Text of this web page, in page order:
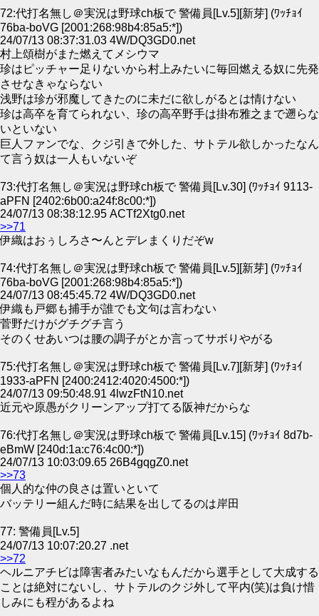
72:代打名無し＠実況は野球ch板で 警備員[Lv.5][新芽] (ﾜｯﾁｮｲ
76ba-boVG [2001:268:98b4:85a5:*])
24/07/13 08:37:31.03 4W/DQ3GD0.net
村上頌樹がまた燃えてメシウマ
珍はピッチャー足りないから村上みたいに毎回燃える奴に先発
させなきゃならない
浅野は珍が邪魔してきたのに未だに欲しがるとは情けない
珍は高卒を育てられない、珍の高卒野手は掛布雅之まで遡らな
いといない
巨人ファンでな、クジ引きで外した、サトテル欲しかったなん
て言う奴は一人もいないぞ
73:代打名無し＠実況は野球ch板で 警備員[Lv.30] (ﾜｯﾁｮｲ 9113-
aPFN [2402:6b00:a24f:8c00:*])
24/07/13 08:38:12.95 ACTf2Xtg0.net
>>71
伊織はおぅしろさ〜んとデレまくりだぞw
74:代打名無し＠実況は野球ch板で 警備員[Lv.5][新芽] (ﾜｯﾁｮｲ
76ba-boVG [2001:268:98b4:85a5:*])
24/07/13 08:45:45.72 4W/DQ3GD0.net
伊織も戸郷も捕手が誰でも文句は言わない
菅野だけがグチグチ言う
そのくせあいつは腰の調子がとか言ってサボりやがる
75:代打名無し＠実況は野球ch板で 警備員[Lv.7][新芽] (ﾜｯﾁｮｲ
1933-aPFN [2400:2412:4020:4500:*])
24/07/13 09:50:48.91 4lwzFtN10.net
近元や原愚がクリーンアップ打てる阪神だからな
76:代打名無し＠実況は野球ch板で 警備員[Lv.15] (ﾜｯﾁｮｲ 8d7b-
eBmW [240d:1a:c76:4c00:*])
24/07/13 10:03:09.65 26B4gqgZ0.net
>>73
個人的な仲の良さは置いといて
バッテリー組んだ時に結果を出してるのは岸田
77: 警備員[Lv.5]
24/07/13 10:07:20.27 .net
>>72
ヘルニアチビは障害者みたいなもんだから選手として大成する
ことは絶対にないし、サトテルのクジ外して平内(笑)は負け惜
しみにも程があるよね